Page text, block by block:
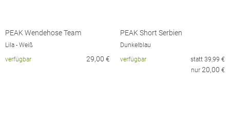
PEAK Wendehose Team
Lila - Weiß
verfügbar
29,00 €
PEAK Short Serbien
Dunkelblau
verfügbar
statt 39,99 €
nur 20,00 €